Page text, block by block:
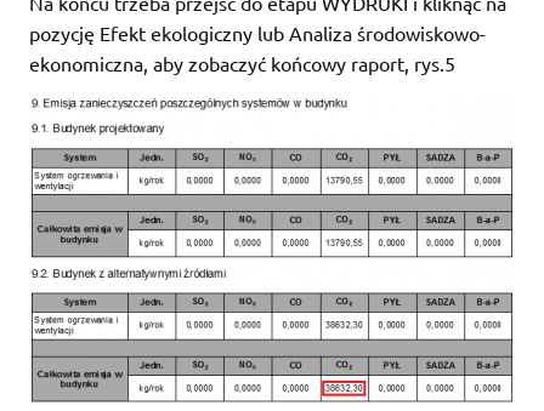
pozycję Efekt ekologiczny lub Analiza środowiskowo-
ekonomiczna, aby zobaczyć końcowy raport, rys.5